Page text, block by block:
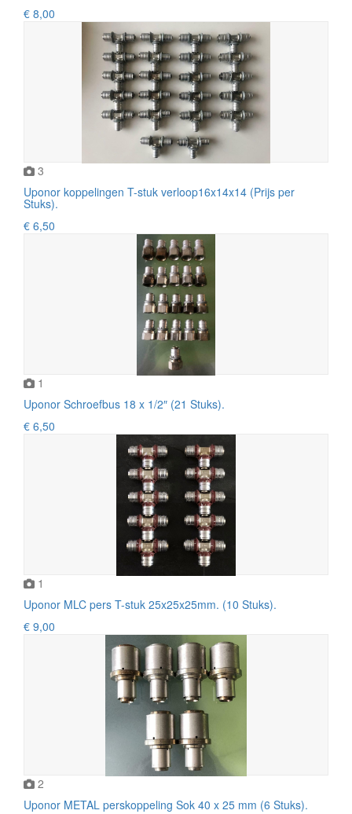
€ 8,00
3
Uponor koppelingen T-stuk verloop16x14x14 (Prijs per
Stuks).
€ 6,50
1
Uponor Schroefbus 18 x 1/2″ (21 Stuks).
€ 6,50
1
Uponor MLC pers T-stuk 25x25x25mm. (10 Stuks).
€ 9,00
2
Uponor METAL perskoppeling Sok 40 x 25 mm (6 Stuks).